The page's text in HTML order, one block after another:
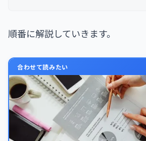
順番に解説していきます。
合わせて読みたい